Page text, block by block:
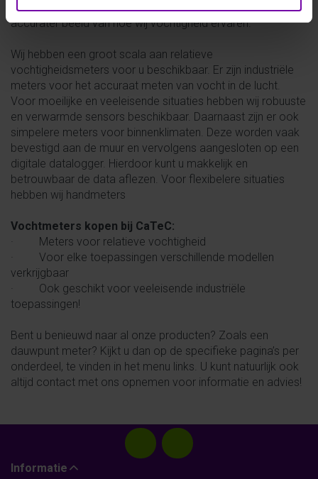
uitgezet tegenover de luchttemperatuur. Dit geeft een
accurater beeld van hoe wij vochtigheid ervaren.
Wij hebben een groot scala aan relatieve
vochtigheidsmeters voor u beschikbaar. Er zijn industriële
meters voor het accuraat meten van vocht in de lucht.
Voor moeilijke en veeleisende situaties hebben wij robuuste
en verwarmde sensors beschikbaar. Daarnaast zijn er ook
simpelere meters voor binnenklimaten. Deze worden vaak
bevestigd aan de muur en vervolgens aangesloten op een
digitale datalogger. Hierdoor kunt u makkelijk en
betrouwbaar de data aflezen. Voor flexibelere situaties
hebben wij handmeters
Vochtmeters kopen bij CaTeC:
· Meters voor relatieve vochtigheid
· Voor elke toepassingen verschillende modellen
verkrijgbaar
· Ook geschikt voor veeleisende industriële
toepassingen!
Bent u benieuwd naar al onze producten? Zoals een
dauwpunt meter? Kijkt u dan op de specifieke pagina’s per
onderdeel, te vinden in het menu links. U kunt natuurlijk ook
altijd contact met ons opnemen voor informatie en advies!
Informatie